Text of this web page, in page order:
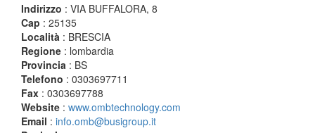
Indirizzo : VIA BUFFALORA, 8
Cap : 25135
Località : BRESCIA
Regione : lombardia
Provincia : BS
Telefono : 0303697711
Fax : 0303697788
Website : www.ombtechnology.com
Email : info.omb@busigroup.it